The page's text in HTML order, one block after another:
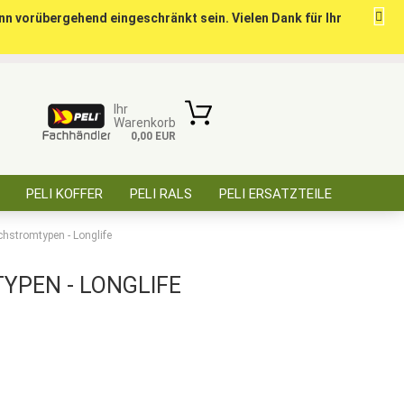
Passwort
Ihr
Warenkorb
0,00 EUR
vorübergehend eingeschränkt sein. Vielen Dank für Ihr
PELI KOFFER PELI RALS PELI ERSATZTEILE
- Longlife
- LONGLIFE